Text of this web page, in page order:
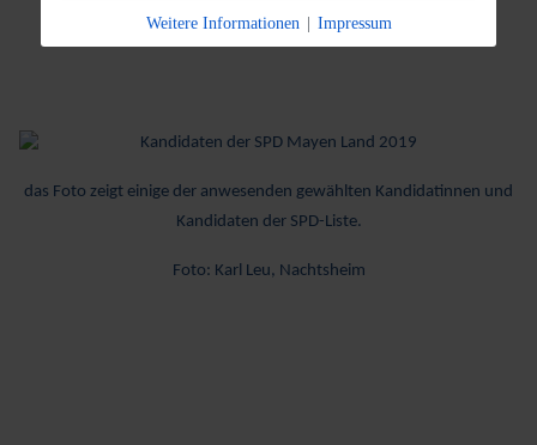
Parteizugehörigkeit ist nicht erforderlich.
das Foto zeigt einige der anwesenden gewählten Kandidatinnen und
Kandidaten der SPD-Liste.
Foto: Karl Leu, Nachtsheim
Weitere Informationen | Impressum